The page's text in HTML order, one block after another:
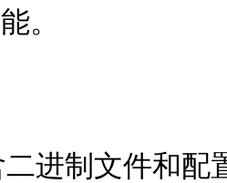
。
进制文件和配